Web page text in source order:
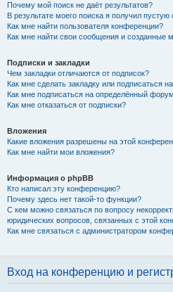
Почему мой поиск не даёт результатов?
В результате моего поиска я получил пустую
Как мне найти пользователя конференции?
Как мне найти свои сообщения и созданные
Подписки и закладки
Чем закладки отличаются от подписок?
Как мне сделать закладку или подписаться
Как мне подписаться на определённый
Как мне отказаться от подписки?
Вложения
Какие вложения разрешены на этой
Как мне найти мои вложения?
Информация о phpBB
Кто написал эту конференцию?
Почему здесь нет такой-то функции?
С кем можно связаться по вопросу
юридических вопросов, связанных с этой
Как мне связаться с администратором
Вход на конференцию и